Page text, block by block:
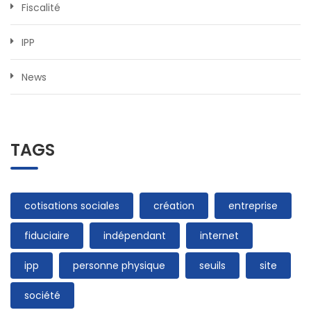
Fiscalité
IPP
News
TAGS
cotisations sociales création entreprise
fiduciaire indépendant internet
ipp personne physique seuils site
société